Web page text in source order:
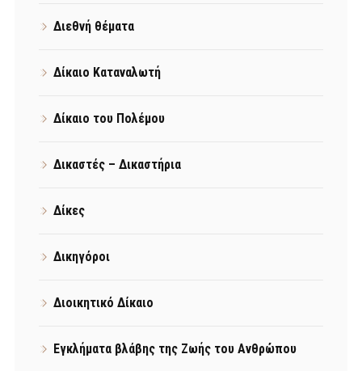
Διεθνή θέματα
Δίκαιο Καταναλωτή
Δίκαιο του Πολέμου
Δικαστές – Δικαστήρια
Δίκες
Δικηγόροι
Διοικητικό Δίκαιο
Εγκλήματα βλάβης της Ζωής του Ανθρώπου